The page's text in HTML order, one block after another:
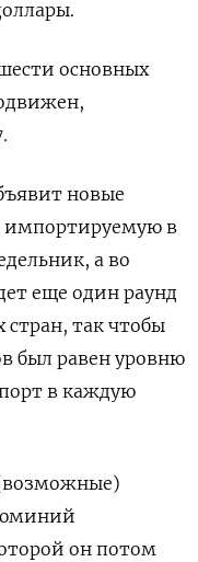
основных
новые
импортируемую в
а во
еще один раунд
так чтобы
был равен уровню
в каждую
он потом